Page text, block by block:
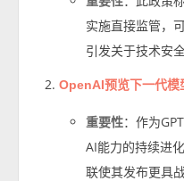
实施直接监管，
引发关于技术安
OpenAI预览下一代模
重要性：作为
AI能力的持续进
联使其发布更具